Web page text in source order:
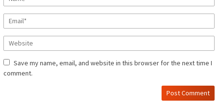
Save my name, email, and website in this browser for the next time I
comment.